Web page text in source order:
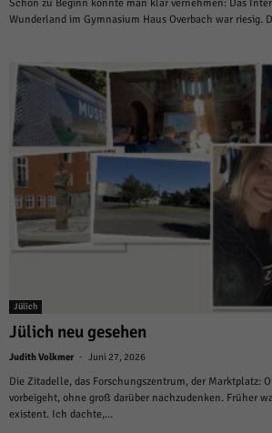
Schon zu Beginn konnte man klar vernehmen: Das
Wunderland im Gymnasium Haus Overbach war riesig.
Jülich
Jülich neu gesehen
Judith Volkmer - Juni 27, 2026
Die Zitadelle, das Forschungszentrum, der Marktplatz:
vorbeigeht, ohne groß darüber nachzudenken. Früher
existent. Ich dachte,...
auswählen.
Zurück
Datenschutzeinstellungen
Essenziell (1)
Essenzielle Cookies ermöglichen grundlegende
einwandfreie Funktion der Website erforderlich.
Cookie-Informationen
Statistiken (1)
Statistik Cookies erfassen Informationen anonym.
uns zu verstehen, wie unsere Besucher unsere
Cookie-Informationen
Marketing (1)
Marketing-Cookies werden von Drittanbietern oder
um personalisierte Werbung anzuzeigen. Sie tun
über Websites hinweg verfolgen.